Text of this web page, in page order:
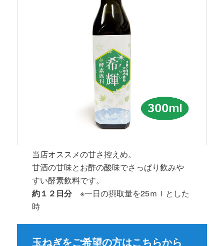
当店オススメの甘さ控えめ。
甘酒の甘味とお酢の酸味でさっぱり飲みや
すい酵素飲料です。
約１２日分※一日の摂取量を25ｍｌとした
時
玉ねぎをご希望の方はこちらから